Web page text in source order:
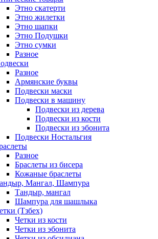
Этно скатерти
Этно жилетки
Этно шапки
Этно Подушки
Этно сумки
Разное
Разное
Армянские буквы
Подвески маски
Подвески в машину
Подвески из дерева
Подвески из кости
Подвески из эбонита
Подвески Ностальгия
Разное
Браслеты из бисера
Кожаные браслеты
Мангал, Шампура
Тандыр, мангал
Шампура для шашлыка
(Тзбех)
Четки из кости
Четки из эбонита